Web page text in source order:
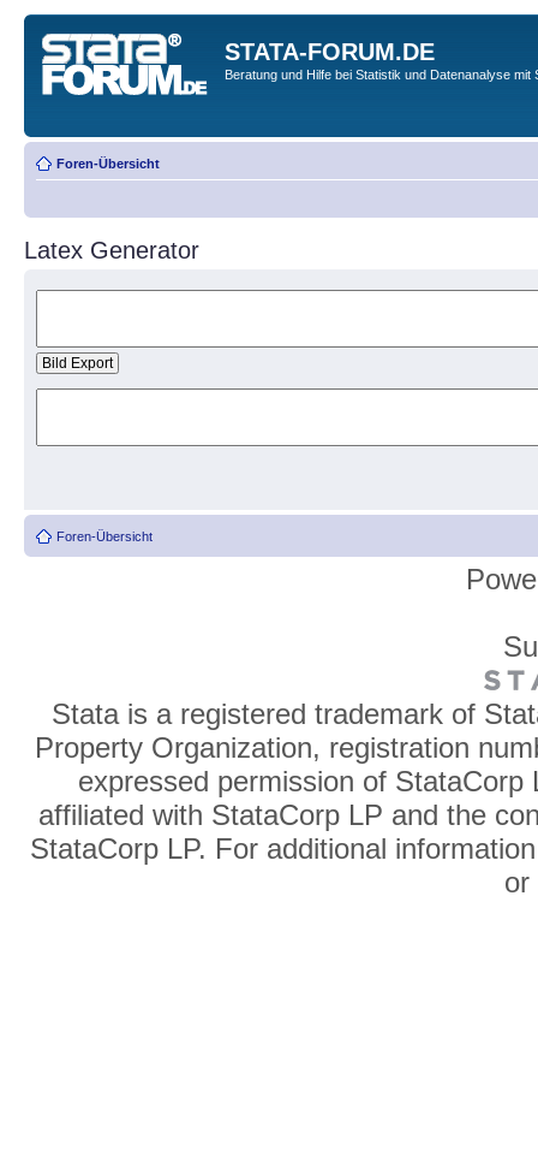
STATA-FORUM.DE
Beratung und Hilfe bei Statistik und Datenanalyse mit
Foren-Übersicht
Latex Generator
Foren-Übersicht
Stata is a registered trademark of
Property Organization, registration
expressed permission of
affiliated with StataCorp LP and the
StataCorp LP. For additional
or